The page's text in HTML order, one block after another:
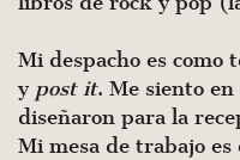
Mi despacho es como
y post it. Me siento
diseñaron para la
Mi mesa de trabajo